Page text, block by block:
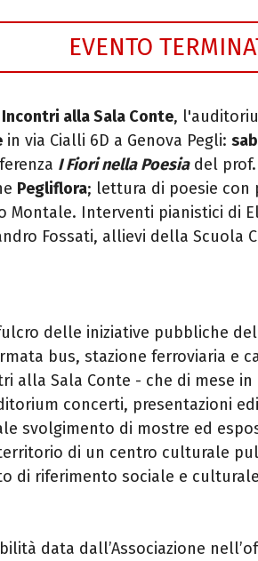
EVENTO
Incontri alla Sala Conte,
in via Cialli 6D a Genova Pegli:
I Fiori nella Poesiadel prof.
Pegliflora; lettura di poesie con
Montale. Interventi pianistici di
Fossati, allievi della Scuola
delle iniziative pubbliche
bus, stazione ferroviaria e
alla Sala Conte - che di mese
concerti, presentazioni
svolgimento di mostre ed
di un centro culturale
di riferimento sociale e
data dall’Associazione